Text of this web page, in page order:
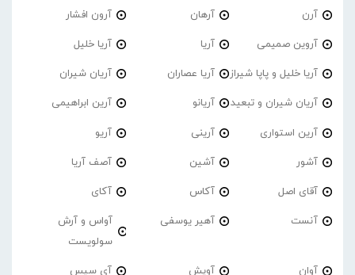
آرن آرهان آرون افشار
آروین صمیمی آریا آریا خلیل
آریا خلیل و پاپا شیراز آریا عصاران آریان شیران
آریان شیران و تبعید آریانو آرین ابراهیمی
آرین استواری آرینی آریو
آشور آشین آصف آریا
آقای اصل آکاس آکای
آنست آهیر یوسفی
آواس و آرش
سولویست
آوان آویش آی سیس